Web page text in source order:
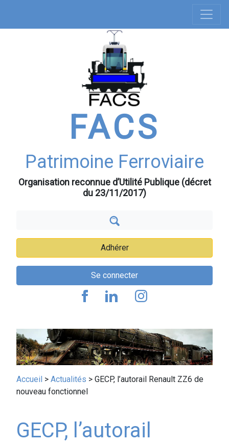
contenu
FACS
Patrimoine Ferroviaire
Organisation reconnue d’Utilité Publique (décret
du 23/11/2017)
Adhérer
Se connecter
principale
Fil
Accueil Actualités
GECP, l’autorail Renault ZZ6 de
nouveau fonctionnel
GECP, l’autorail